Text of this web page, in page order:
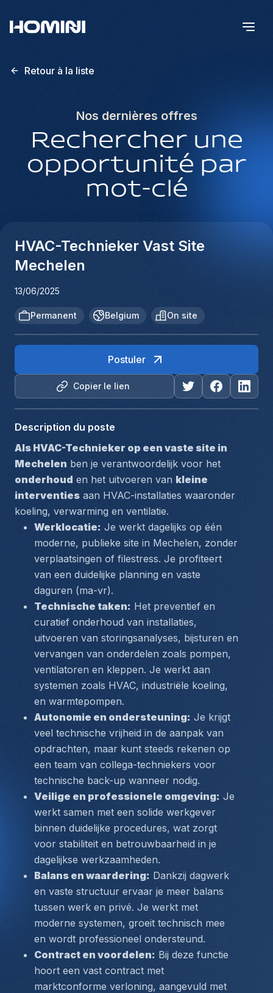
Retour à la liste
Nos dernières offres
Rechercher une
opportunité par
mot-clé
HVAC-Technieker Vast Site
Mechelen
13/06/2025
Permanent Belgium On site
Copier le lien
Postuler
Description du poste
Als HVAC-Technieker op een vaste site in
Mechelen
onderhoud en het uitvoeren van kleine
interventies
koeling, verwarming en ventilatie.
Werklocatie: Je werkt dagelijks op één
moderne, publieke site in Mechelen, zonder
verplaatsingen of filestress. Je profiteert
van een duidelijke planning en vaste
daguren (ma-vr).
Technische taken: Het preventief en
curatief onderhoud van installaties,
uitvoeren van storingsanalyses, bijsturen en
vervangen van onderdelen zoals pompen,
ventilatoren en kleppen. Je werkt aan
systemen zoals HVAC, industriële koeling,
en warmtepompen.
Autonomie en ondersteuning: Je krijgt
veel technische vrijheid in de aanpak van
opdrachten, maar kunt steeds rekenen op
technische back-up wanneer nodig.
Veilige en professionele omgeving: Je
werkt samen met een solide werkgever
binnen duidelijke procedures, wat zorgt
voor stabiliteit en betrouwbaarheid in je
dagelijkse werkzaamheden.
Balans en waardering: Dankzij dagwerk
en vaste structuur ervaar je meer balans
tussen werk en privé. Je werkt met
moderne systemen, groeit technisch mee
en wordt professioneel ondersteund.
Contract en voordelen: Bij deze functie
hoort een vast contract met
marktconforme verloning, aangevuld met